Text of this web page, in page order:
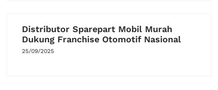
Distributor Sparepart Mobil Murah
Dukung Franchise Otomotif Nasional
25/09/2025